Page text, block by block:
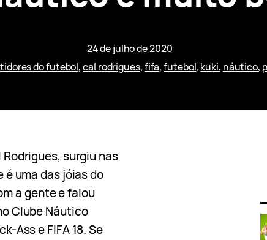
24 de julho de 2020
do futebol, cal rodrigues, fifa, futebol, kuki, náutico,
surgiu nas
é uma das jóias do
a gente e falou
Clube Náutico
Ass e FIFA 18. Se